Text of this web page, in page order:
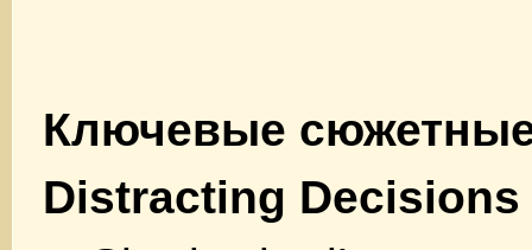
Ключевые
Distracting Decisions